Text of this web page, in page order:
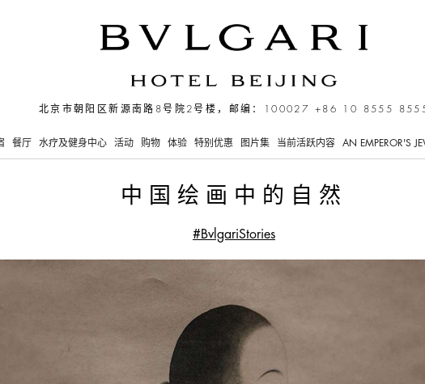
北京市朝阳区新源南路8号院2号楼，邮编：100027 +86 10 8555
餐厅 水疗及健身中心 活动 购物 体验 特别优惠 图片集 当前活跃内容 AN EMPEROR'S
中国绘画中的自然
#BvlgariStories